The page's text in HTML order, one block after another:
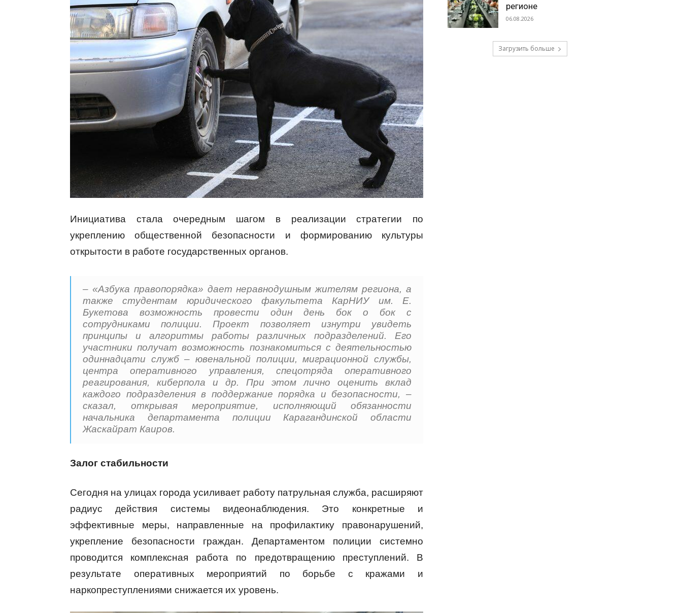
Инициатива стала очередным шагом в реализации стратегии по
укреплению общественной безопасности и формированию культуры
открытости в работе государственных органов.
– «Азбука правопорядка» дает неравнодушным жителям региона, а
также студентам юридического факультета КарНИУ им. Е.
Букетова возможность провести один день бок о бок с
сотрудниками полиции. Проект позволяет изнутри увидеть
принципы и алгоритмы работы различных подразделений. Его
участники получат возможность познакомиться с деятельностью
одиннадцати служб – ювенальной полиции, миграционной службы,
центра оперативного управления, спецотряда оперативного
реагирования, киберпола и др. При этом лично оценить вклад
каждого подразделения в поддержание порядка и безопасности, –
сказал, открывая мероприятие, исполняющий обязанности
начальника департамента полиции Карагандинской области
Жаскайрат Каиров.
Залог стабильности
Сегодня на улицах города усиливает работу патрульная служба, расширяют
радиус действия системы видеонаблюдения. Это конкретные и
эффективные меры, направленные на профилактику правонарушений,
укрепление безопасности граждан. Департаментом полиции системно
проводится комплексная работа по предотвращению преступлений. В
результате оперативных мероприятий по борьбе с кражами и
наркопреступлениями снижается их уровень.
регионе
06.08.2026
Загрузить больше